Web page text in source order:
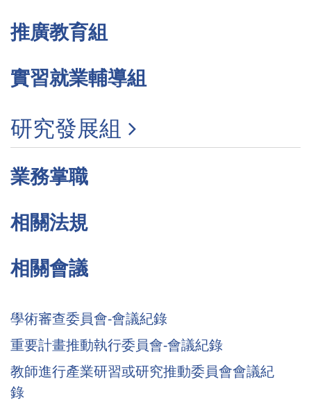
推廣教育組
實習就業輔導組
研究發展組
業務掌職
相關法規
相關會議
學術審查委員會-會議紀錄
重要計畫推動執行委員會-會議紀錄
教師進行產業研習或研究推動委員會會議紀
錄